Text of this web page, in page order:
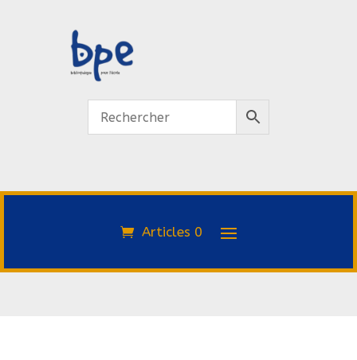
Articles 0